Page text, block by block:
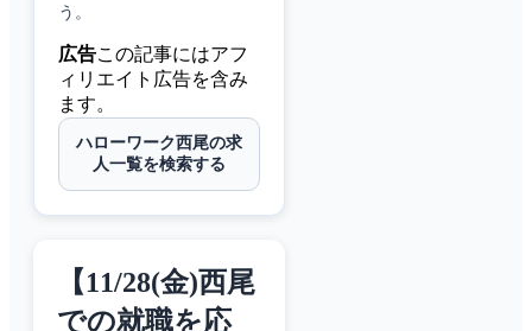
う。
広告この記事にはアフ
ィリエイト広告を含み
ます。
ハローワーク西尾の求
人一覧を検索する
【11/28(金)西尾
での就職を応